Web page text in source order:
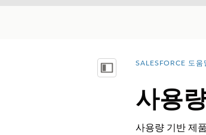
목차 표시 위치:
SALESFORCE 도움
사용
사용량 기반 제